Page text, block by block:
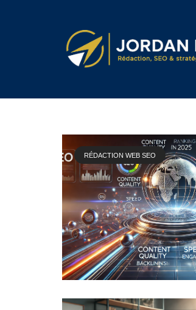
<p>Apprenez à créer
RÉDACTION WEB SEO